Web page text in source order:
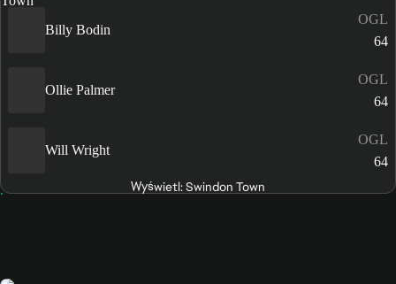
Billy Bodin
OGL
64
Ollie Palmer
OGL
64
Will Wright
OGL
64
Wyświetl: Swindon Town